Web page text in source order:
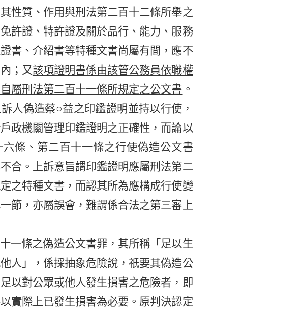
性質、作用與刑法第二百十二條所舉之
許證、特許證及關於品行、能力、服務
書、介紹書等特種文書尚屬有間，應不
；又該項證明書係由該管公務員依職權
屬刑法第二百十一條所規定之公文書 。
人偽造蔡○益之印鑑證明並持以行使，
政機關管理印鑑證明之正確性，而論以
六條、第二百十一條之行使偽造公文書
合。上訴意旨謂印鑑證明應屬刑法第二
之特種文書，而認其所為應構成行使變
節，亦屬誤會，難謂係合法之第三審上
一條之偽造公文書罪，其所稱「足以生
人」，係採抽象危險說，祇要其偽造公
以對公眾或他人發生損害之危險者，即
實際上已發生損害為必要。原判決認定